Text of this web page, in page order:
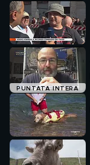
PUNTATA INTERA